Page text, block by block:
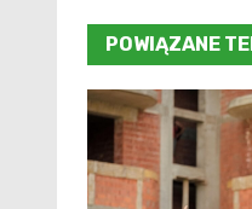
POWIĄZANE